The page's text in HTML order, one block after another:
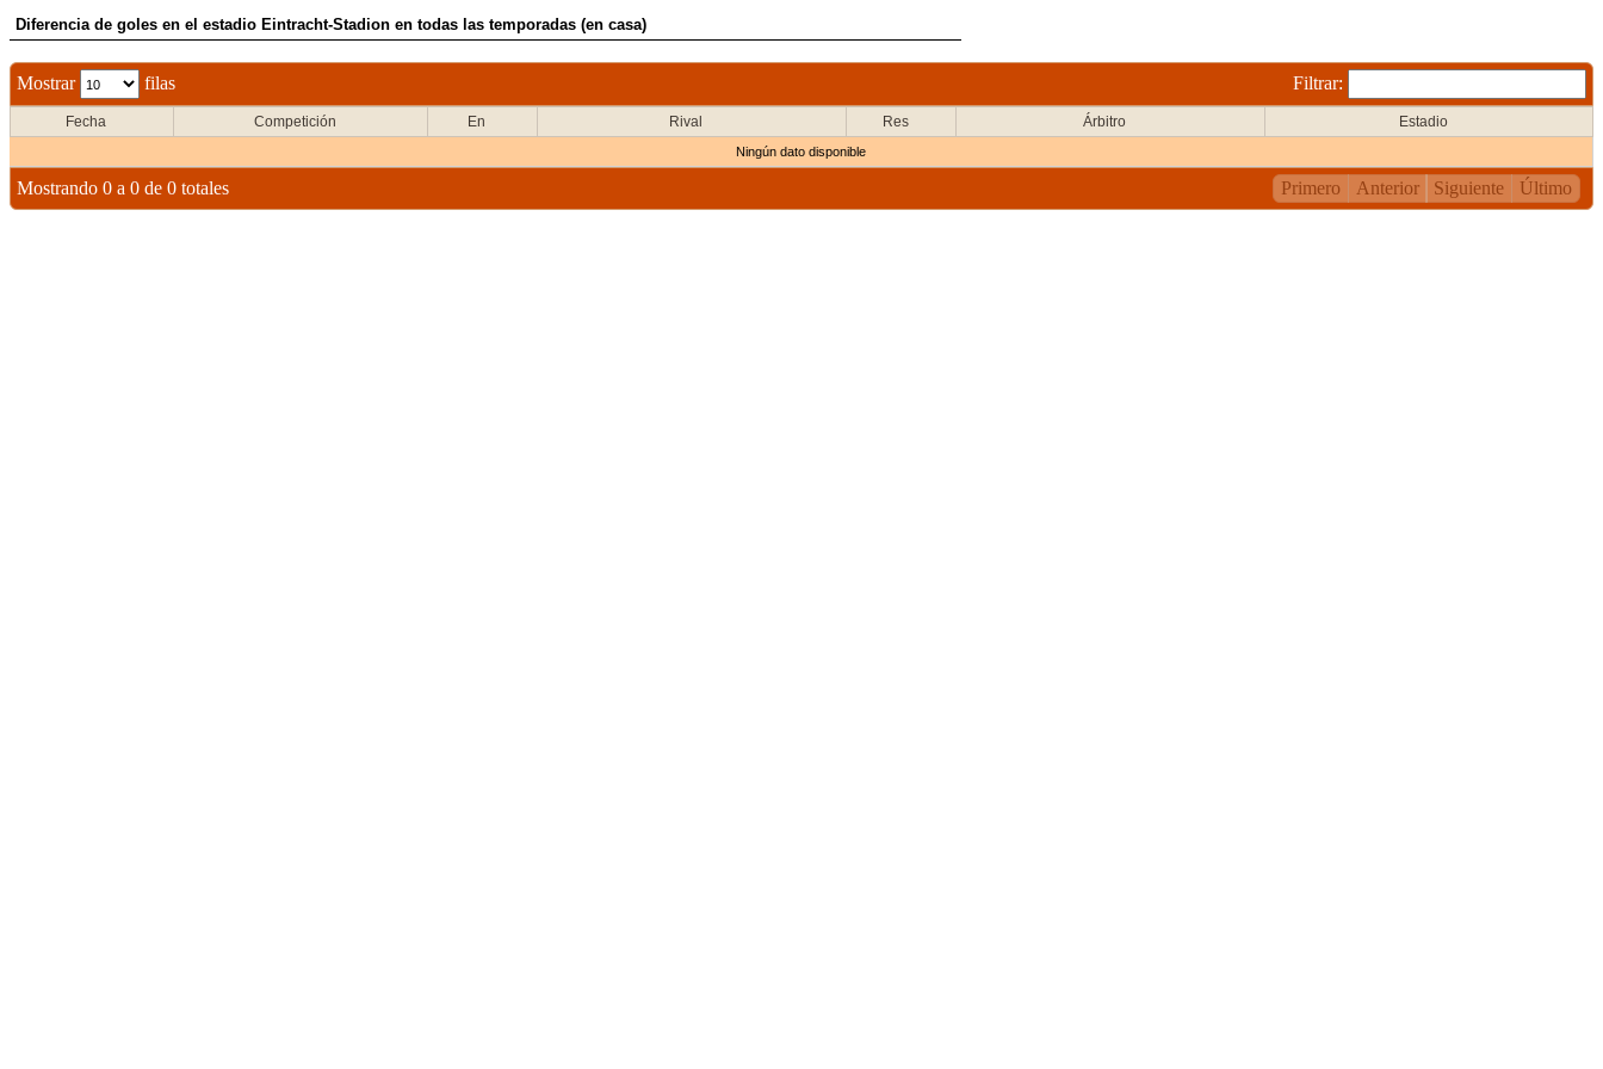
Diferencia de goles en el estadio Eintracht-Stadion en todas las temporadas (en casa)
Mostrar filas Filtrar:
Fecha Competición En Rival Res Árbitro Estadio
Ningún dato disponible
Mostrando 0 a 0 de 0 totales Primero Anterior Siguiente Último